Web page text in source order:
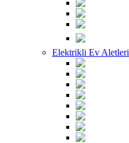
Elektrikli Ev Aletleri